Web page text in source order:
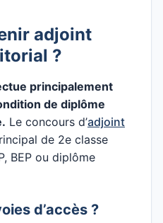
adjoint
?
principalement
de diplôme
Le concours d’adjoint
de 2e classe
BEP ou diplôme
d’accès ?